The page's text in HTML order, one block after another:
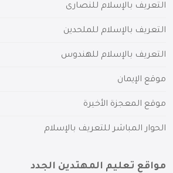
التعريف بالإسلام للنصارى
التعريف بالإسلام للملحدين
التعريف بالإسلام للهندوس
موقع الإيمان
موقع المعجزة الأخيرة
الحوار المباشر للتعريف بالإسلام
مواقع تعليم المهتدين الجدد